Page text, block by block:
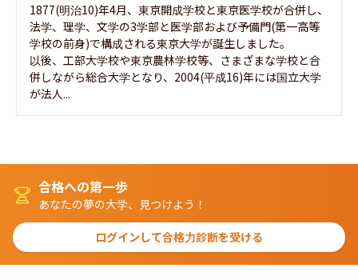
1877(明治10)年4月、東京開成学校と東京医学校が合併し、
法学、理学、文学の3学部と医学部および予備門(第一高等
学校の前身)で構成される東京大学が誕生しました。
以後、工部大学校や東京農林学校等、さまざまな学校と合
併しながら総合大学となり、2004(平成16)年には国立大学
が法人...
合格への第一歩
あなたの夢の大学、見つけよう！
ログインして合格力診断を受ける